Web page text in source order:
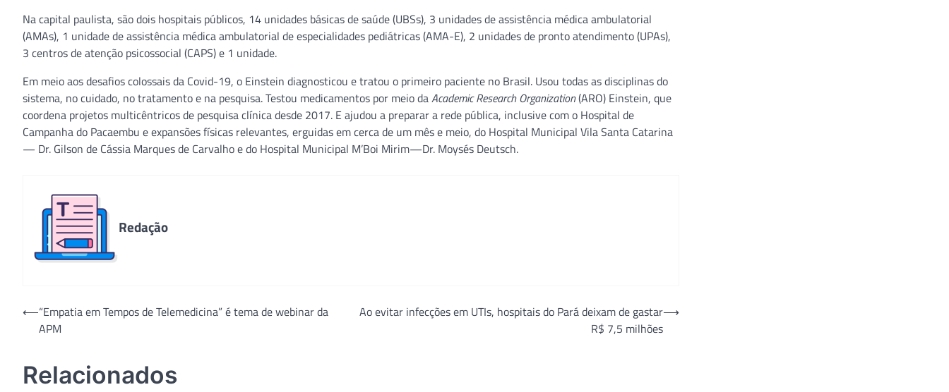
Na capital paulista, são dois hospitais públicos, 14 unidades básicas de saúde (UBSs), 3 unidades de assistência médica ambulatorial
(AMAs), 1 unidade de assistência médica ambulatorial de especialidades pediátricas (AMA-E), 2 unidades de pronto atendimento (UPAs),
3 centros de atenção psicossocial (CAPS) e 1 unidade.
Em meio aos desafios colossais da Covid-19, o Einstein diagnosticou e tratou o primeiro paciente no Brasil. Usou todas as disciplinas do
sistema, no cuidado, no tratamento e na pesquisa. Testou medicamentos por meio daAcademic Research Organization(ARO) Einstein, que
coordena projetos multicêntricos de pesquisa clínica desde 2017. E ajudou a preparar a rede pública, inclusive com o Hospital de
Campanha do Pacaembu e expansões físicas relevantes, erguidas em cerca de um mês e meio, do Hospital Municipal Vila Santa Catarina
— Dr. Gilson de Cássia Marques de Carvalho e do Hospital Municipal M’Boi Mirim—Dr. Moysés Deutsch.
Redação
Navegação
⟵“Empatia em Tempos de Telemedicina” é tema de webinar da
APM
Ao evitar infecções em UTIs, hospitais do Pará deixam de gastar
R$ 7,5 milhões
⟶
Relacionados